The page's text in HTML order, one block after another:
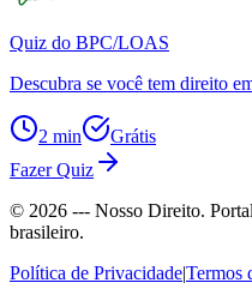
Quiz do BPC/LOAS
Descubra se você tem direito
2 min
Grátis
Fazer Quiz
© 2026 --- Nosso Direito.
brasileiro.
Política de Privacidade|Termos